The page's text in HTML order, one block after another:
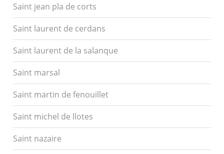
Saint jean pla de corts
Saint laurent de cerdans
Saint laurent de la salanque
Saint marsal
Saint martin de fenouillet
Saint michel de llotes
Saint nazaire